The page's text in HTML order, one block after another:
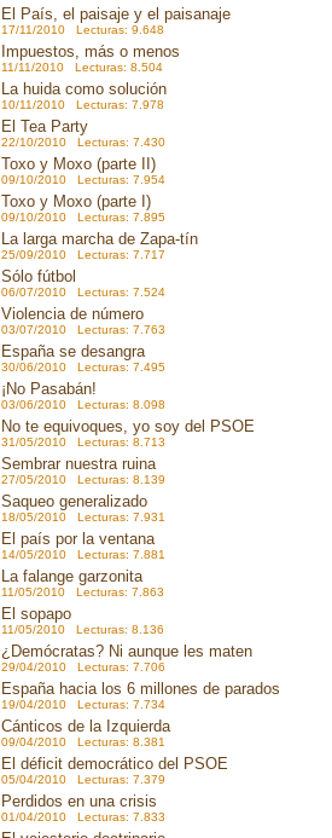
El País, el paisaje y el paisanaje
17/11/2010 Lecturas: 9.648
Impuestos, más o menos
11/11/2010 Lecturas: 8.504
La huida como solución
10/11/2010 Lecturas: 7.978
El Tea Party
22/10/2010 Lecturas: 7.430
Toxo y Moxo (parte II)
09/10/2010 Lecturas: 7.954
Toxo y Moxo (parte I)
09/10/2010 Lecturas: 7.895
La larga marcha de Zapa-tín
25/09/2010 Lecturas: 7.717
Sólo fútbol
06/07/2010 Lecturas: 7.524
Violencia de número
03/07/2010 Lecturas: 7.763
España se desangra
30/06/2010 Lecturas: 7.495
¡No Pasabán!
03/06/2010 Lecturas: 8.098
No te equivoques, yo soy del PSOE
31/05/2010 Lecturas: 8.713
Sembrar nuestra ruina
27/05/2010 Lecturas: 8.139
Saqueo generalizado
18/05/2010 Lecturas: 7.931
El país por la ventana
14/05/2010 Lecturas: 7.881
La falange garzonita
11/05/2010 Lecturas: 7.863
El sopapo
11/05/2010 Lecturas: 8.136
¿Demócratas? Ni aunque les maten
29/04/2010 Lecturas: 7.706
España hacia los 6 millones de parados
19/04/2010 Lecturas: 7.734
Cánticos de la Izquierda
09/04/2010 Lecturas: 8.381
El déficit democrático del PSOE
05/04/2010 Lecturas: 7.379
Perdidos en una crisis
01/04/2010 Lecturas: 7.833